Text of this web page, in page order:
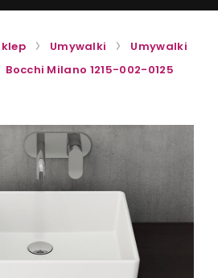
Umywalki
Umywalki
Bocchi Milano 1215-002-0125